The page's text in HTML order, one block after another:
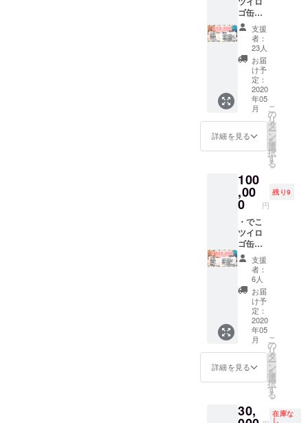
種 ・ア
クキー
・既存
BL台本
2つ ・
既存BL
音声 2
ゴ缶
バッチ
(CF限定
デザイ
ン) ・2
人サイ
ン(色紙)
・CF限
定キャ
ス配信
・あり
がとう
動
画.mp4
定待ち
受け画
像 ・缶
バッチ
全種 ・
アク
キー(サ
イン入
り) ・既
存BL台
本 4つ
・既存
BL音声
4つ ・
とらま
る未公
開ライ
ブ映像
(フル)
・ちぐ
アク
キー&ア
支援
者：
23人
お届
け予
定：
2020
年05
月
詳細を見る
こ
の
リ
タ
ー
ン
を
選
択
す
る
100
,00
0 円
残り9
・でこ
ツイロ
ゴ缶
バッチ
(CF限定
デザイ
ン) ・2
人サイ
ン(色紙)
・CF限
定キャ
ス配信
・あり
がとう
動
画.mp4
定待ち
受け画
支援
者：
6人
お届
け予
定：
2020
年05
月
詳細を見る
こ
の
リ
タ
ー
ン
を
選
択
す
る
30, 在庫な
し